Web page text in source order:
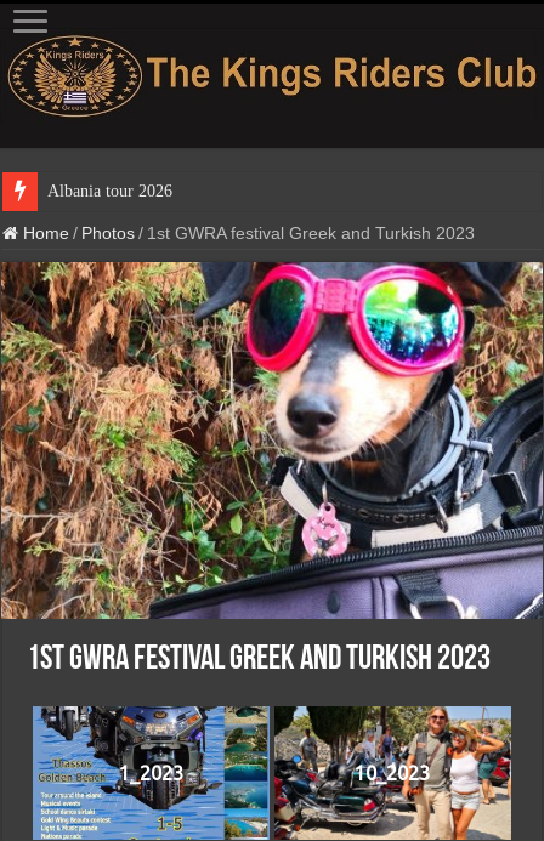
Home / Photos / 1st GWRA festival Greek and Turkish 2023
1st GWRA festival Greek and Turkish 2023
1_2023 10_2023